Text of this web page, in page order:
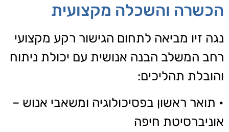
הכשרה והשכלה מקצועית
נגה זיו מביאה לתחום הגישור רקע מקצועי
רחב המשלב הבנה אנושית עם יכולת ניתוח
והובלת תהליכים:
• תואר ראשון בפסיכולוגיה ומשאבי אנוש –
אוניברסיטת חיפה